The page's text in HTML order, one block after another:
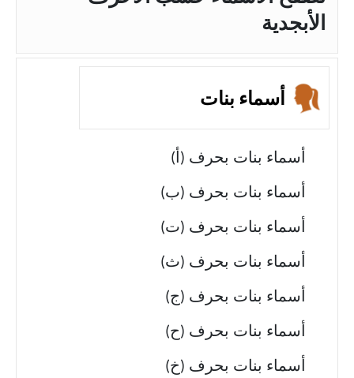
الأبجدية
أسماء بنات
أسماء بنات بحرف (أ)
أسماء بنات بحرف (ب)
أسماء بنات بحرف (ت)
أسماء بنات بحرف (ث)
أسماء بنات بحرف (ج)
أسماء بنات بحرف (ح)
أسماء بنات بحرف (خ)